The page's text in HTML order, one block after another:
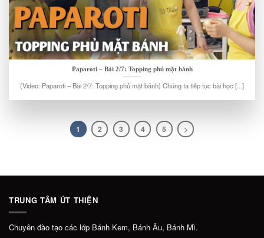
Paparoti – Bài 2/7: Topping phủ mặt bánh
(Video: Paparoti – Bài 2/7: Topping phủ mặt bánh) Chúng ta tiếp tục bài học [...]
1 2 3 4 5
TRUNG TÂM ÚT THIỆN
Chuyên đào tạo các lớp Bánh Kem, Bánh Âu, Bánh Mì.